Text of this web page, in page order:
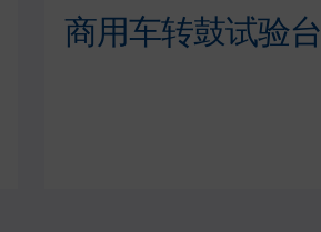
商用车转鼓试验台